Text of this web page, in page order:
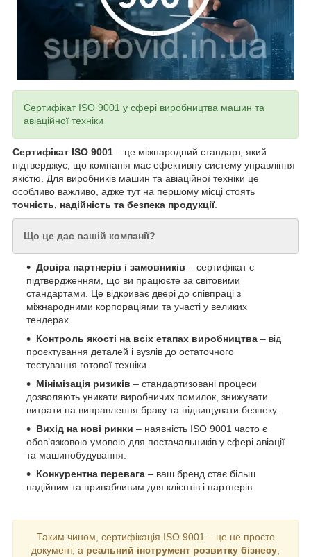
Сертифікат ISO 9001 у сфері виробництва машин та
авіаційної техніки
Сертифікат ISO 9001 – це міжнародний стандарт, який
підтверджує, що компанія має ефективну систему управління
якістю. Для виробників машин та авіаційної техніки це
особливо важливо, адже тут на першому місці стоять
точність, надійність та безпека продукції.
Що це дає вашій компанії?
Довіра партнерів і замовників – сертифікат є
підтвердженням, що ви працюєте за світовими
стандартами. Це відкриває двері до співпраці з
міжнародними корпораціями та участі у великих
тендерах.
Контроль якості на всіх етапах виробництва – від
проєктування деталей і вузлів до остаточного
тестування готової техніки.
Мінімізація ризиків – стандартизовані процеси
дозволяють уникати виробничих помилок, знижувати
витрати на виправлення браку та підвищувати безпеку.
Вихід на нові ринки – наявність ISO 9001 часто є
обов’язковою умовою для постачальників у сфері авіації
та машинобудування.
Конкурентна перевага – ваш бренд стає більш
надійним та привабливим для клієнтів і партнерів.
Таким чином, сертифікація ISO 9001 – це не просто
документ, а реальний інструмент розвитку бізнесу